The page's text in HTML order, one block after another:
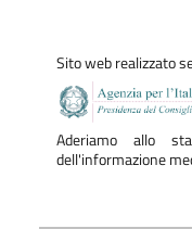
Sito web realizzato
Aderiamo allo
dell'informazione